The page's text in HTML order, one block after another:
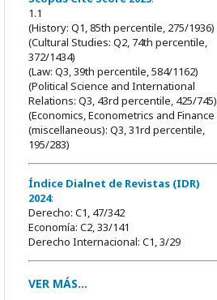
1.1
(History: Q1, 85th percentile, 275/1936)
(Cultural Studies: Q2, 74th percentile,
372/1434)
(Law: Q3, 39th percentile, 584/1162)
(Political Science and International
Relations: Q3, 43rd percentile, 425/745)
(Economics, Econometrics and Finance
(miscellaneous): Q3, 31rd percentile,
195/283)
Índice Dialnet de Revistas (IDR)
2024:
Derecho: C1, 47/342
Economía: C2, 33/141
Derecho Internacional: C1, 3/29
VER MÁS...